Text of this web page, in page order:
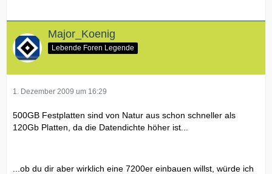
Major_Koenig
Lebende Foren Legende
1. Dezember 2009 um 16:29
500GB Festplatten sind von Natur aus schon schneller als
120Gb Platten, da die Datendichte höher ist...
...ob du dir aber wirklich eine 7200er einbauen willst, würde ich